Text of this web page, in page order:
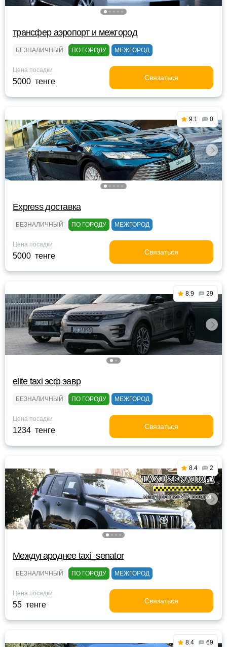
трансфер аэропорт и межгород
БЕЗНАЛИЧНЫЙ ПО ГОРОДУ МЕЖГОРОД
Цена посадки
5000 тенге Связаться
9.1 0
Express доставка
БЕЗНАЛИЧНЫЙ ПО ГОРОДУ МЕЖГОРОД
Цена посадки
5000 тенге Связаться
8.9 29
elite taxi эсф эавр
БЕЗНАЛИЧНЫЙ ПО ГОРОДУ МЕЖГОРОД
Цена посадки
1234 тенге Связаться
8.4 2
Междугароднее taxi_senator
БЕЗНАЛИЧНЫЙ ПО ГОРОДУ МЕЖГОРОД
Цена посадки
55 тенге Связаться
8.4 69